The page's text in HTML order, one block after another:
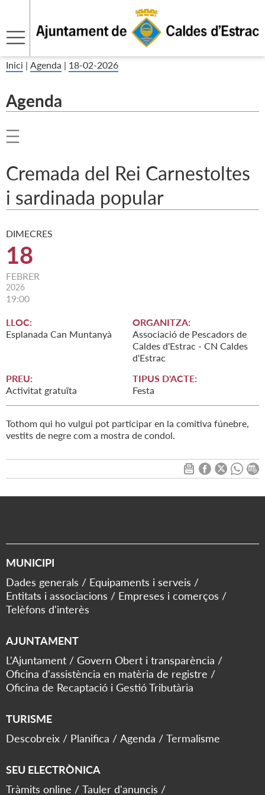
Inici | Agenda | 18-02-2026
Agenda
Cremada del Rei Carnestoltes
i sardinada popular
DIMECRES
18
FEBRER
2026
19:00
LLOC:
Esplanada Can Muntanyà
ORGANITZA:
Associació de Pescadors de
Caldes d'Estrac - CN Caldes
d'Estrac
PREU:
Activitat gratuïta
TIPUS D'ACTE:
Festa
Tothom qui ho vulgui pot participar en la comitiva fúnebre,
vestits de negre com a mostra de condol.
MUNICIPI
Dades generals
Equipaments i serveis
Entitats i associacions
Empreses i comerços
Telèfons d'interès
AJUNTAMENT
L'Ajuntament
Govern Obert i transparència
Oficina d'assistència en matèria de registre
Oficina de Recaptació i Gestió Tributària
TURISME
Descobreix
Planifica Agenda Termalisme
SEU ELECTRÒNICA
Tràmits online
Tauler d'anuncis